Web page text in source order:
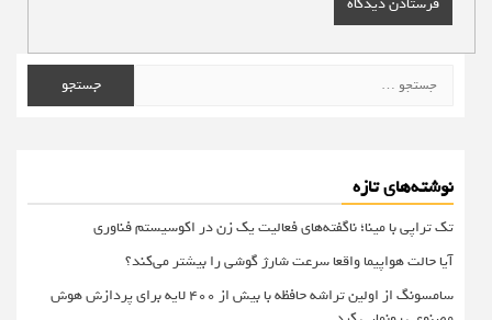
برای:
نوشته‌های تازه
تک تراپی با مینا؛ ناگفته‌های فعالیت یک زن در اکوسیستم فناوری
آیا حالت هواپیما واقعا سرعت شارژ گوشی را بیشتر می‌کند؟
سامسونگ از اولین تراشه حافظه با بیش از ۴۰۰ لایه برای پردازش هوش